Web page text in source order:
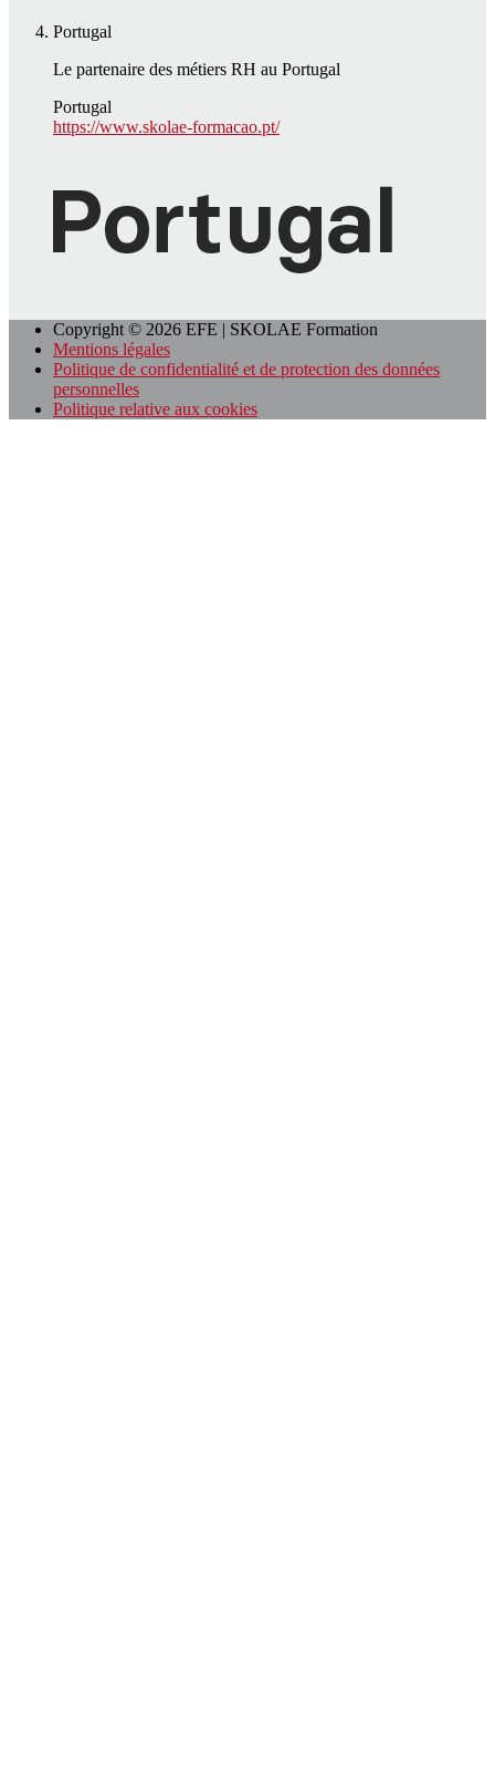
Portugal
Le partenaire des métiers RH au Portugal
Portugal
https://www.skolae-formacao.pt/
Copyright © 2026 EFE | SKOLAE Formation
Mentions légales
Politique de confidentialité et de protection des données
personnelles
Politique relative aux cookies